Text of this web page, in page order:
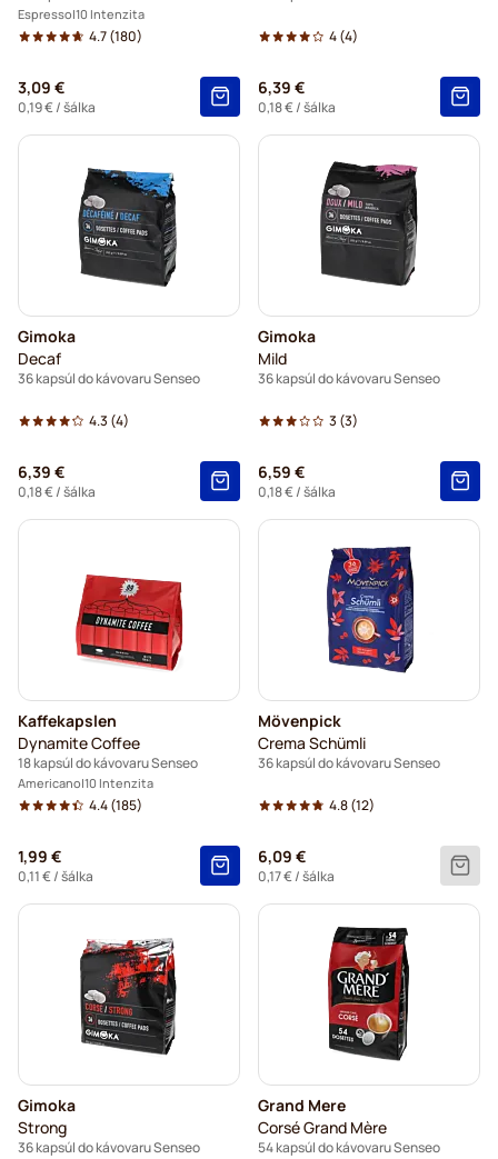
Espresso 10 Intenzita
4.7(180)
3,09 €
0,19 €/ šálka
4(4)
6,39 €
0,18 €/ šálka
Gimoka
Decaf
36 kapsúl do kávovaru Senseo
4.3 (4)
6,39 €
0,18 €/ šálka
Gimoka
Mild
36 kapsúl do kávovaru Senseo
3 (3)
6,59 €
0,18 €/ šálka
Kaffekapslen
Dynamite Coffee
18 kapsúl do kávovaru Senseo
Americano 10 Intenzita
4.4(185)
1,99 €
0,11 €/ šálka
Mövenpick
Crema Schümli
36 kapsúl do kávovaru Senseo
4.8(12)
6,09 €
0,17 €/ šálka
Gimoka
Strong
36 kapsúl do kávovaru Senseo
Grand Mere
Corsé Grand Mère
54 kapsúl do kávovaru Senseo